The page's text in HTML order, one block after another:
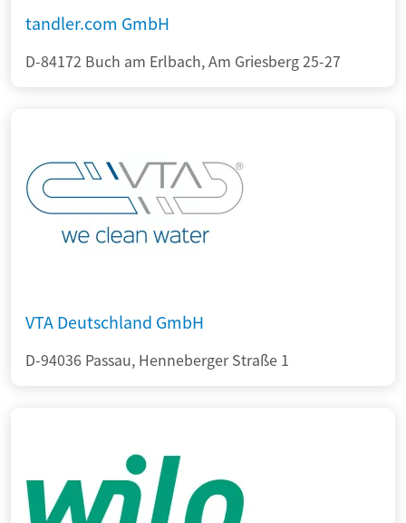
tandler.com GmbH
D-84172 Buch am Erlbach, Am Griesberg 25-27
VTA Deutschland GmbH
D-94036 Passau, Henneberger Straße 1